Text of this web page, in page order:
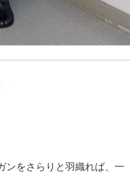
ンをさらりと羽織れば、一